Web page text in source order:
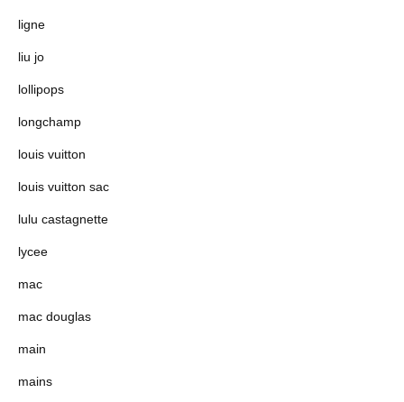
ligne
liu jo
lollipops
longchamp
louis vuitton
louis vuitton sac
lulu castagnette
lycee
mac
mac douglas
main
mains